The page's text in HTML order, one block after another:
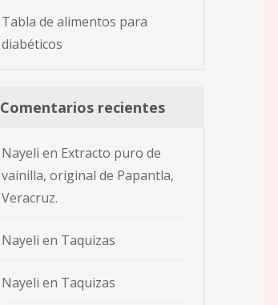
Tabla de alimentos para
diabéticos
Comentarios recientes
Nayeli en Extracto puro de
vainilla, original de Papantla,
Veracruz.
Nayeli en Taquizas
Nayeli en Taquizas